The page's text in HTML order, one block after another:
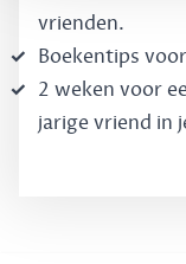
vrienden.
Boekentips
2 weken voor
jarige vriend in